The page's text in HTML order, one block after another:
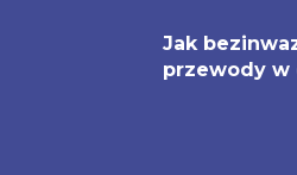
Jak
przewody w